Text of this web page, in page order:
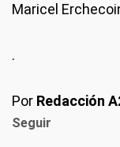
Maricel
.
Por Redacción
Seguir